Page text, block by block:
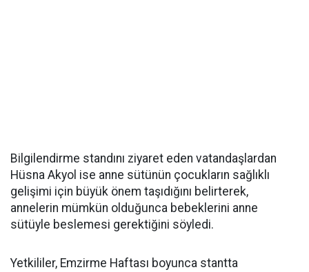
Bilgilendirme standını ziyaret eden vatandaşlardan
Hüsna Akyol ise anne sütünün çocukların sağlıklı
gelişimi için büyük önem taşıdığını belirterek,
annelerin mümkün olduğunca bebeklerini anne
sütüyle beslemesi gerektiğini söyledi.
Yetkililer, Emzirme Haftası boyunca stantta